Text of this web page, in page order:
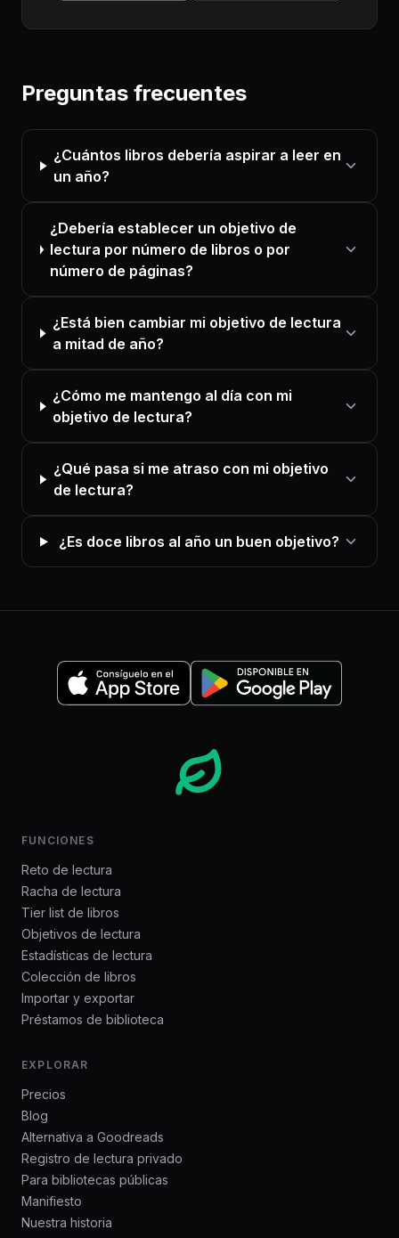
Preguntas frecuentes
¿Cuántos libros debería aspirar a leer en
un año?
¿Debería establecer un objetivo de
lectura por número de libros o por
número de páginas?
¿Está bien cambiar mi objetivo de lectura
a mitad de año?
¿Cómo me mantengo al día con mi
objetivo de lectura?
¿Qué pasa si me atraso con mi objetivo
de lectura?
¿Es doce libros al año un buen objetivo?
FUNCIONES
Reto de lectura
Racha de lectura
Tier list de libros
Objetivos de lectura
Estadísticas de lectura
Colección de libros
Importar y exportar
Préstamos de biblioteca
EXPLORAR
Precios
Blog
Alternativa a Goodreads
Registro de lectura privado
Para bibliotecas públicas
Manifiesto
Nuestra historia